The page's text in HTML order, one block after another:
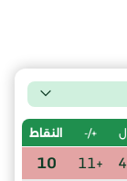
ل +/- النقاط
4
+11
10